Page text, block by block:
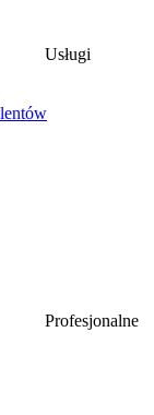
Usługi
Profesjonalne